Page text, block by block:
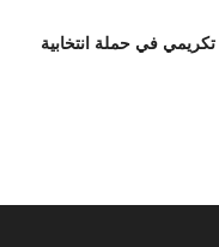
في حملة انتخابية